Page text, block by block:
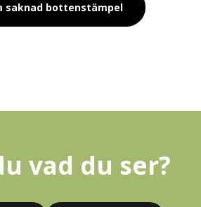
saknad bottenstämpel
vad du ser?